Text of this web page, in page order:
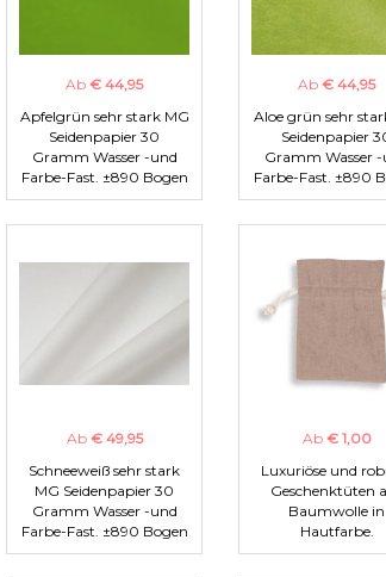
Ab € 44,95
Apfelgrün sehr stark MG
Seidenpapier 30
Gramm Wasser -und
Farbe-Fast. ±890 Bogen
Ab € 44,95
Aloe grün sehr
Seidenpapier
Gramm Wasser -
Farbe-Fast. ±890
Ab € 49,95
Schneeweiß sehr stark
MG Seidenpapier 30
Gramm Wasser -und
Farbe-Fast. ±890 Bogen
Ab € 1,00
Luxuriöse und
Geschenktüten
Baumwolle in
Hautfarbe.